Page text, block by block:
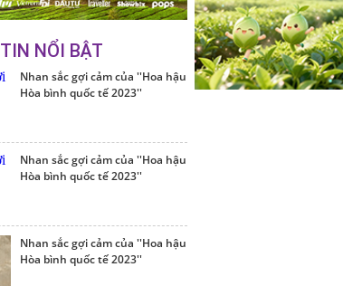
TIN NỔI BẬT
Nhan sắc gợi cảm của ''Hoa hậu
Hòa bình quốc tế 2023''
Nhan sắc gợi cảm của ''Hoa hậu
Hòa bình quốc tế 2023''
Nhan sắc gợi cảm của ''Hoa hậu
Hòa bình quốc tế 2023''